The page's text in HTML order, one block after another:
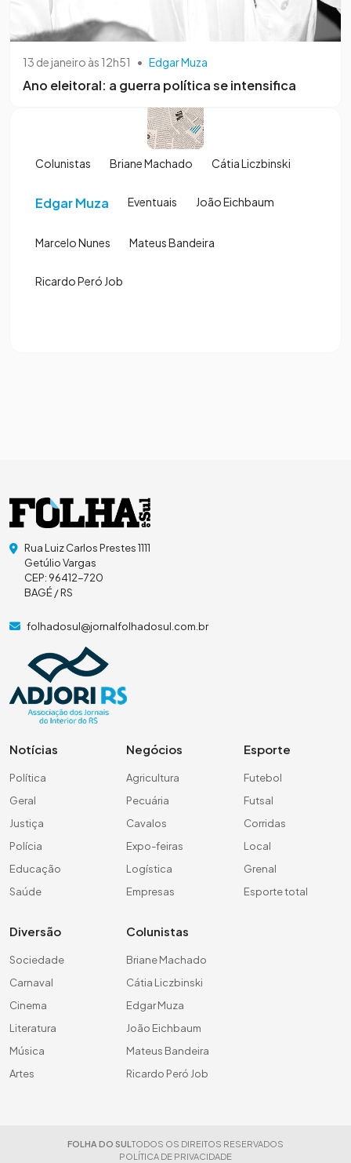
13 de janeiro às 12h51 • Edgar Muza
Ano eleitoral: a guerra política se intensifica
Colunistas Briane Machado Cátia Liczbinski
Edgar Muza Eventuais João Eichbaum
Marcelo Nunes Mateus Bandeira
Ricardo Peró Job
Rua Luiz Carlos Prestes 1111
Getúlio Vargas
CEP: 96412-720
BAGÉ / RS
folhadosul@jornalfolhadosul.com.br
Notícias
Política
Geral
Justiça
Polícia
Educação
Saúde
Negócios
Agricultura
Pecuária
Cavalos
Expo-feiras
Logística
Empresas
Esporte
Futebol
Futsal
Corridas
Local
Grenal
Esporte total
Diversão
Sociedade
Carnaval
Cinema
Literatura
Música
Artes
Colunistas
Briane Machado
Cátia Liczbinski
Edgar Muza
João Eichbaum
Mateus Bandeira
Ricardo Peró Job
FOLHA DO SUL TODOS OS DIREITOS RESERVADOS
POLÍTICA DE PRIVACIDADE